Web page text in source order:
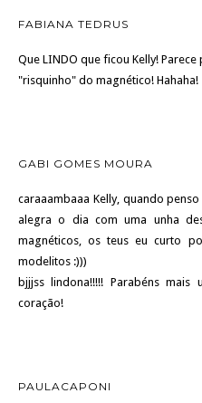
FABIANA TEDRUS
Que LINDO que ficou Kelly!
"risquinho" do magnético! Hahaha!
GABI GOMES MOURA
caraaambaaa Kelly, quando
alegra o dia com uma unha
magnéticos, os teus eu curto
modelitos :)))
bjjjss lindona!!!!! Parabéns
coração!
PAULACAPONI